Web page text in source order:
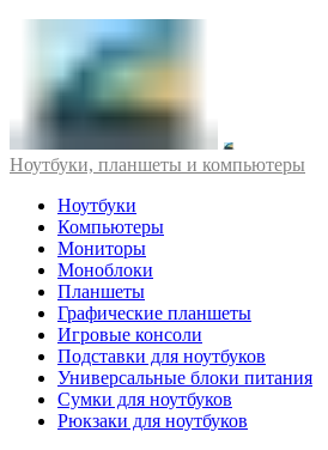
Ноутбуки, планшеты и компьютеры
Ноутбуки
Компьютеры
Мониторы
Моноблоки
Планшеты
Графические планшеты
Игровые консоли
Подставки для ноутбуков
Универсальные блоки питания
Сумки для ноутбуков
Рюкзаки для ноутбуков